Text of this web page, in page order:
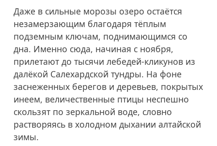
Даже в сильные морозы озеро остаётся
незамерзающим благодаря тёплым
подземным ключам, поднимающимся со
дна. Именно сюда, начиная с ноября,
прилетают до тысячи лебедей-кликунов из
далёкой Салехардской тундры. На фоне
заснеженных берегов и деревьев, покрытых
инеем, величественные птицы неспешно
скользят по зеркальной воде, словно
растворяясь в холодном дыхании алтайской
зимы.